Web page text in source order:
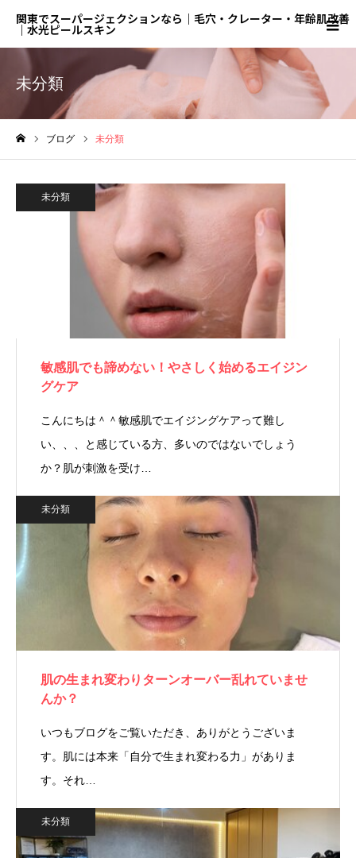
関東でスーパージェクションなら｜毛穴・クレーター・年齢肌改善
｜水光ピールスキン
未分類
ブログ 未分類
未分類
敏感肌でも諦めない！やさしく始めるエイジン
グケア
こんにちは＾＾敏感肌でエイジングケアって難し
い、、、と感じている方、多いのではないでしょう
か？肌が刺激を受け…
未分類
肌の生まれ変わりターンオーバー乱れていませ
んか？
いつもブログをご覧いただき、ありがとうございま
す。肌には本来「自分で生まれ変わる力」がありま
す。それ…
未分類